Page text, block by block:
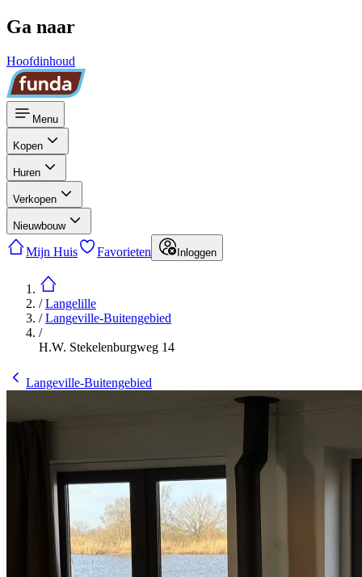
Ga naar
Hoofdinhoud
Menu
Kopen
Huren
Verkopen
Nieuwbouw
Mijn Huis Favorieten Inloggen
/Langelille
/Langeville-Buitengebied
/
H.W. Stekelenburgweg 14
Langeville-Buitengebied